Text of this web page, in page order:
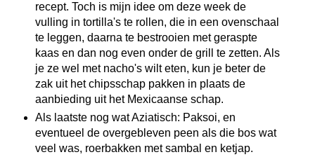
recept. Toch is mijn idee om deze week de
vulling in tortilla's te rollen, die in een ovenschaal
te leggen, daarna te bestrooien met geraspte
kaas en dan nog even onder de grill te zetten. Als
je ze wel met nacho's wilt eten, kun je beter de
zak uit het chipsschap pakken in plaats de
aanbieding uit het Mexicaanse schap.
Als laatste nog wat Aziatisch: Paksoi, en
eventueel de overgebleven peen als die bos wat
veel was, roerbakken met sambal en ketjap.